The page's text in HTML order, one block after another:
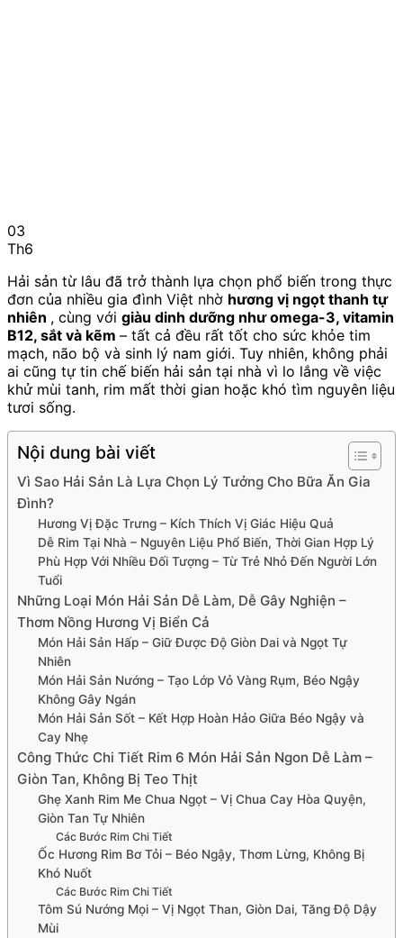
03
Th6
Hải sản từ lâu đã trở thành lựa chọn phổ biến trong thực
đơn của nhiều gia đình Việt nhờ hương vị ngọt thanh tự
nhiên , cùng với giàu dinh dưỡng như omega-3, vitamin
B12, sắt và kẽm – tất cả đều rất tốt cho sức khỏe tim
mạch, não bộ và sinh lý nam giới. Tuy nhiên, không phải
ai cũng tự tin chế biến hải sản tại nhà vì lo lắng về việc
khử mùi tanh, rim mất thời gian hoặc khó tìm nguyên liệu
tươi sống.
Nội dung bài viết
Vì Sao Hải Sản Là Lựa Chọn Lý Tưởng Cho Bữa Ăn Gia
Đình?
Hương Vị Đặc Trưng – Kích Thích Vị Giác Hiệu Quả
Dễ Rim Tại Nhà – Nguyên Liệu Phổ Biến, Thời Gian Hợp Lý
Phù Hợp Với Nhiều Đối Tượng – Từ Trẻ Nhỏ Đến Người Lớn
Tuổi
Những Loại Món Hải Sản Dễ Làm, Dễ Gây Nghiện –
Thơm Nồng Hương Vị Biển Cả
Món Hải Sản Hấp – Giữ Được Độ Giòn Dai và Ngọt Tự
Nhiên
Món Hải Sản Nướng – Tạo Lớp Vỏ Vàng Rụm, Béo Ngậy
Không Gây Ngán
Món Hải Sản Sốt – Kết Hợp Hoàn Hảo Giữa Béo Ngậy và
Cay Nhẹ
Công Thức Chi Tiết Rim 6 Món Hải Sản Ngon Dễ Làm –
Giòn Tan, Không Bị Teo Thịt
Ghẹ Xanh Rim Me Chua Ngọt – Vị Chua Cay Hòa Quyện,
Giòn Tan Tự Nhiên
Các Bước Rim Chi Tiết
Ốc Hương Rim Bơ Tỏi – Béo Ngậy, Thơm Lừng, Không Bị
Khó Nuốt
Các Bước Rim Chi Tiết
Tôm Sú Nướng Mọi – Vị Ngọt Than, Giòn Dai, Tăng Độ Dậy
Mùi